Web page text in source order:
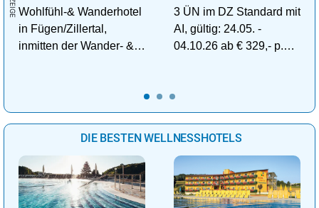
Wohlfühl-& Wanderhotel
in Fügen/Zillertal,
inmitten der Wander- &
3 ÜN im DZ Standard mit
AI, gültig: 24.05. -
04.10.26 ab € 329,- p.P.
DIE BESTEN WELLNESSHOTELS